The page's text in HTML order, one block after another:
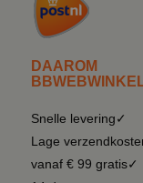
DAAROM
Snelle levering✓
Lage
vanaf € 99 gratis✓